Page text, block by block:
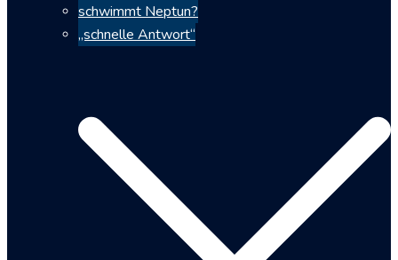
schwimmt Neptun?
„schnelle Antwort“